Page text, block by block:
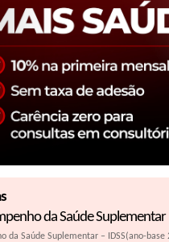
da Saúde Suplementar
da Saúde Suplementar – IDSS(ano-base